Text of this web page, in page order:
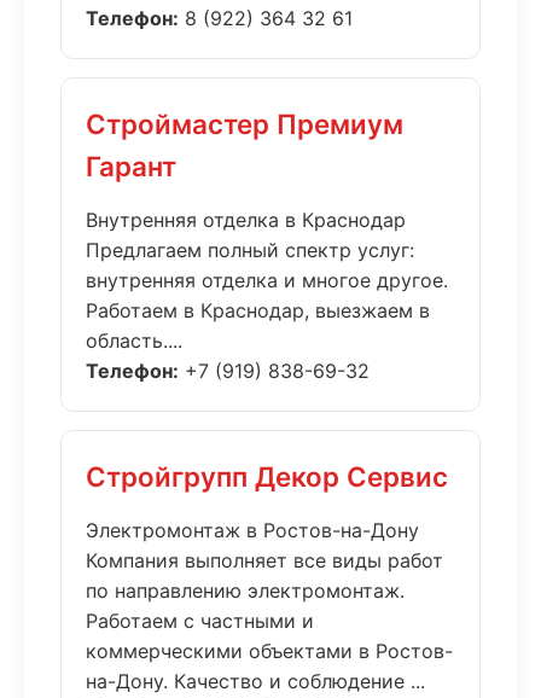
Телефон: 8 (922) 364 32 61
Строймастер Премиум
Гарант
Внутренняя отделка в Краснодар
Предлагаем полный спектр услуг:
внутренняя отделка и многое другое.
Работаем в Краснодар, выезжаем в
область....
Телефон: +7 (919) 838-69-32
Стройгрупп Декор Сервис
Электромонтаж в Ростов-на-Дону
Компания выполняет все виды работ
по направлению электромонтаж.
Работаем с частными и
коммерческими объектами в Ростов-
на-Дону. Качество и соблюдение ...